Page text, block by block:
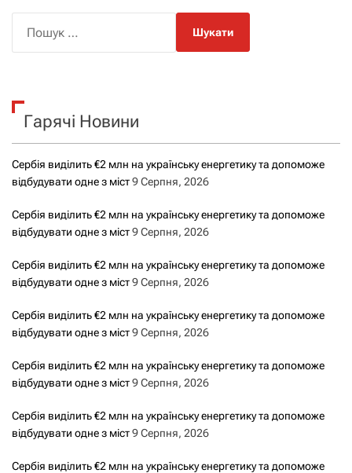
і
г
ц
і
я
з
з
а
и
с
к
Гарячі Новини
Сербія виділить €2 млн на українську енергетику та допоможе
відбудувати одне з міст9 Серпня, 2026
Сербія виділить €2 млн на українську енергетику та допоможе
відбудувати одне з міст9 Серпня, 2026
Сербія виділить €2 млн на українську енергетику та допоможе
відбудувати одне з міст9 Серпня, 2026
Сербія виділить €2 млн на українську енергетику та допоможе
відбудувати одне з міст9 Серпня, 2026
Сербія виділить €2 млн на українську енергетику та допоможе
відбудувати одне з міст9 Серпня, 2026
Сербія виділить €2 млн на українську енергетику та допоможе
відбудувати одне з міст9 Серпня, 2026
Сербія виділить €2 млн на українську енергетику та допоможе